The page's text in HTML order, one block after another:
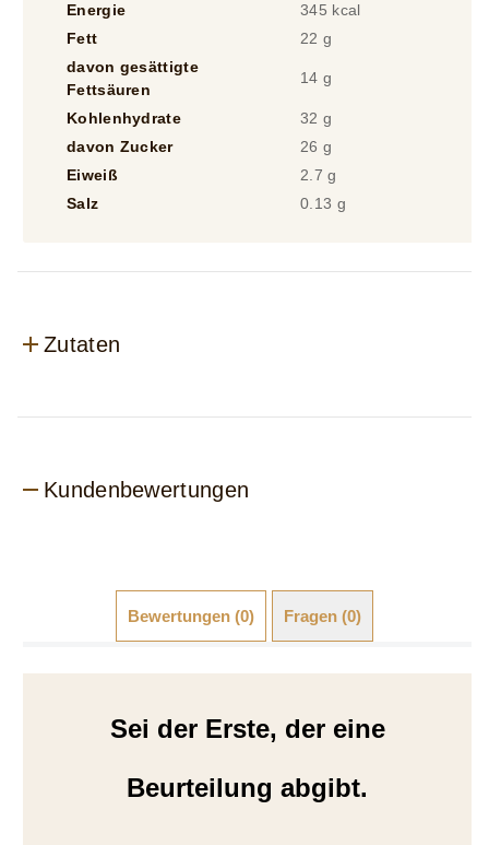
Energie
345 kcal
Fett
22 g
davon gesättigte
Fettsäuren
14 g
Kohlenhydrate 32 g
davon Zucker
26 g
Eiweiß
2.7 g
Salz
0.13 g
Zutaten
Kundenbewertungen
Bewertungen (0) Fragen (0)
Sei der Erste, der eine
Beurteilung abgibt.